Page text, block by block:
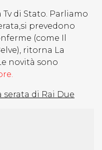
di Stato. Parliamo
prevedono
(come Il
ritorna La
novità sono
serata di Rai Due